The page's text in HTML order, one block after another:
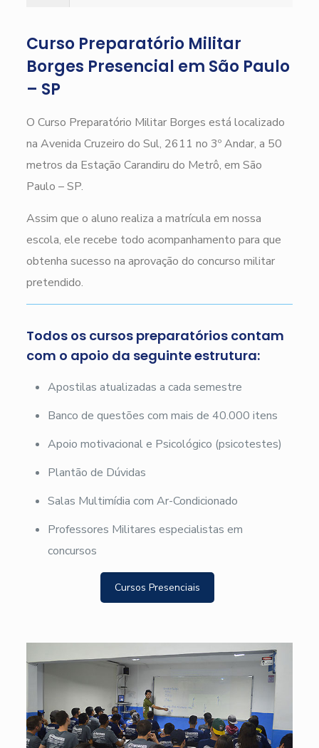
Curso Preparatório Militar
Borges Presencial em São Paulo
– SP
O Curso Preparatório Militar Borges está localizado
na Avenida Cruzeiro do Sul, 2611 no 3º Andar, a 50
metros da Estação Carandiru do Metrô, em São
Paulo – SP.
Assim que o aluno realiza a matrícula em nossa
escola, ele recebe todo acompanhamento para que
obtenha sucesso na aprovação do concurso militar
pretendido.
Todos os cursos preparatórios contam
com o apoio da seguinte estrutura:
Apostilas atualizadas a cada semestre
Banco de questões com mais de 40.000 itens
Apoio motivacional e Psicológico (psicotestes)
Plantão de Dúvidas
Salas Multimídia com Ar-Condicionado
Professores Militares especialistas em
concursos
Cursos Presenciais